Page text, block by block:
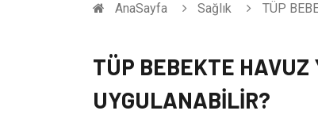
AnaSayfa Sağlık TÜP
TÜP BEBEKTE HAVUZ
UYGULANABİLİR?